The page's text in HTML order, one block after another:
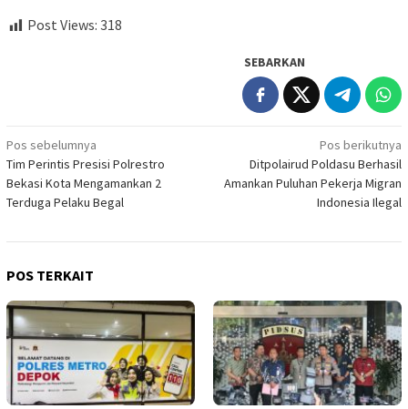
Post Views: 318
SEBARKAN
Navigasi
pos
Pos sebelumnya
Tim Perintis Presisi Polrestro
Bekasi Kota Mengamankan 2
Terduga Pelaku Begal
Pos berikutnya
Ditpolairud Poldasu Berhasil
Amankan Puluhan Pekerja Migran
Indonesia Ilegal
POS TERKAIT